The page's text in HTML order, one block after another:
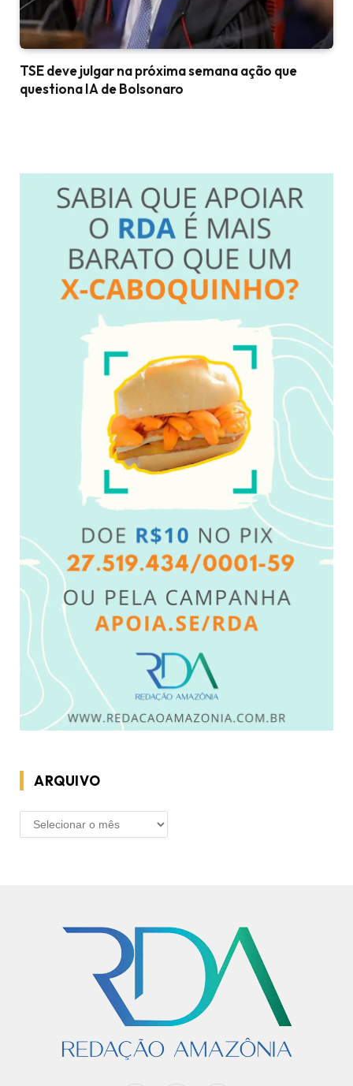
TSE deve julgar na próxima semana ação que
questiona IA de Bolsonaro
ARQUIVO
ARQUIVO